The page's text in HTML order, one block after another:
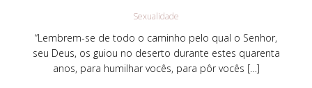
Sexualidade
“Lembrem-se de todo o caminho pelo qual o Senhor,
seu Deus, os guiou no deserto durante estes quarenta
anos, para humilhar vocês, para pôr vocês […]